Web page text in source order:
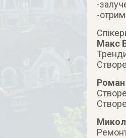
-
-
Макс
Роман